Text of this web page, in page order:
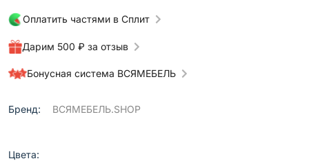
Оплатить частями в Сплит
Дарим 500 ₽ за отзыв
Бонусная система ВСЯМЕБЕЛЬ
Бренд: ВСЯМЕБЕЛЬ.SHOP
Цвета: